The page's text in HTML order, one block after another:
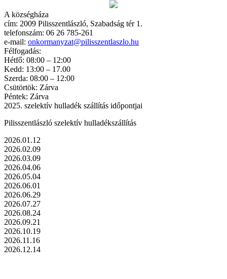
A községháza
cím: 2009 Pilisszentlászló, Szabadság tér 1.
telefonszám: 06 26 785-261
e-mail: onkormanyzat@pilisszentlaszlo.hu
Félfogadás:
Hétfő: 08:00 – 12:00
Kedd: 13:00 – 17.00
Szerda: 08:00 – 12:00
Csütörtök: Zárva
Péntek: Zárva
2025. szelektív hulladék szállítás időpontjai
Pilisszentlászló szelektív hulladékszállítás
2026.01.12
2026.02.09
2026.03.09
2026.04.06
2026.05.04
2026.06.01
2026.06.29
2026.07.27
2026.08.24
2026.09.21
2026.10.19
2026.11.16
2026.12.14